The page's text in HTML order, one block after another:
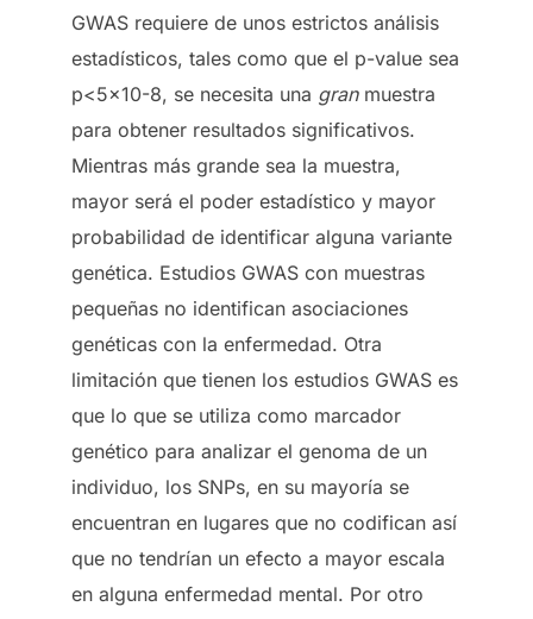
GWAS requiere de unos estrictos análisis
estadísticos, tales como que el p-value sea
p<5×10-8, se necesita una granmuestra
para obtener resultados significativos.
Mientras más grande sea la muestra,
mayor será el poder estadístico y mayor
probabilidad de identificar alguna variante
genética. Estudios GWAS con muestras
pequeñas no identifican asociaciones
genéticas con la enfermedad. Otra
limitación que tienen los estudios GWAS es
que lo que se utiliza como marcador
genético para analizar el genoma de un
individuo, los SNPs, en su mayoría se
encuentran en lugares que no codifican así
que no tendrían un efecto a mayor escala
en alguna enfermedad mental. Por otro